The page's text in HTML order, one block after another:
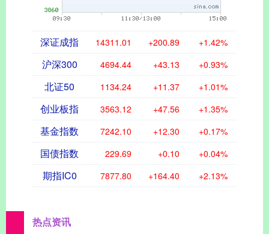
深证成指 14311.01 +200.89 +1.42%
沪深300 4694.44 +43.13 +0.93%
北证50 1134.24 +11.37 +1.01%
创业板指 3563.12 +47.56 +1.35%
基金指数 7242.10 +12.30 +0.17%
国债指数 229.69 +0.10 +0.04%
期指IC0 7877.80 +164.40 +2.13%
热点资讯